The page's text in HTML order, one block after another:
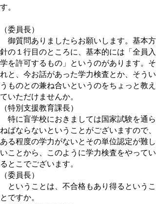
す。
（委員長）
御質問ありましたらお願いします。基本方
針の１行目のところに、基本的には「全員入
学を許可するもの」というのがあります。そ
れと、今お話があった学力検査とか、そうい
うものとの兼ね合いというのをちょっと教え
ていただけませんか。
（特別支援教育課長）
特に盲学校におきましては国家試験を通ら
ねばならないということがございますので、
ある程度の学力がないとその単位認定が難し
いことから、このように学力検査をやってい
るとこでございます。
（委員長）
ということは、不合格もあり得るというこ
とですか。